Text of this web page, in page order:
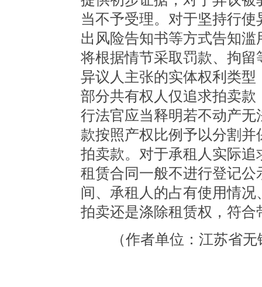
当不予受理。对于坚持行
出风险告知书等方式告知
将根据情节采取罚款、拘
异议人主张的实体权利类
部分共有权人仅追求拍卖
行法官应当释明若不动产
款按照产权比例予以分割
拍卖款。对于承租人实际
租赁合同一般不进行登记
间、承租人的占有使用情
拍卖还是涤除租赁权，符
（作者单位：江苏省无